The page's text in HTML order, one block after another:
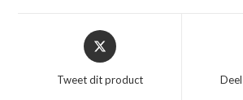
Opent
in
nieuw
Tweet dit product